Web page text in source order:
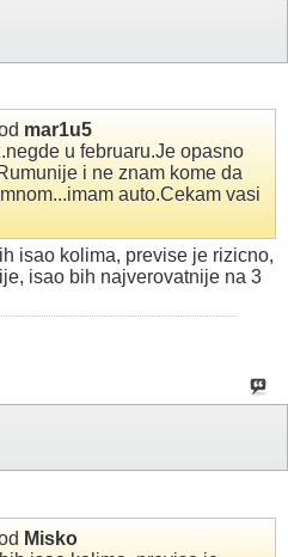
mar1u5
u februaru.Je opasno
i ne znam kome da
auto.Cekam vasi
isao kolima, previse je rizicno,
isao bih najverovatnije na 3
Misko